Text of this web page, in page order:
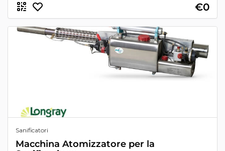
€0
Sanificatori
Macchina Atomizzatore per la